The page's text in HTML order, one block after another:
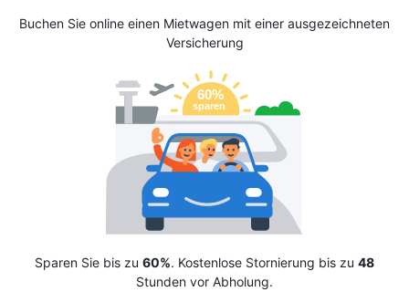
Buchen Sie online einen Mietwagen mit einer ausgezeichneten
Versicherung
Sparen Sie bis zu 60%. Kostenlose Stornierung bis zu 48
Stunden vor Abholung.